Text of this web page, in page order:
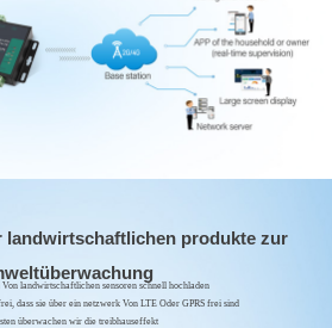
landwirtschaftlichen produkte zur
landwirtschaftlichen sensoren schnell hochladen
dass sie über ein netzwerk Von LTE Oder GPRS frei sind
überwachen wir die treibhauseffekt